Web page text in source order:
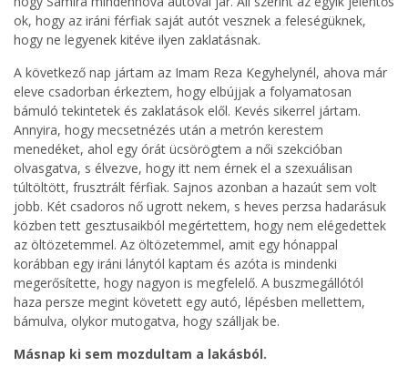
ok, hogy az iráni férfiak saját autót vesznek a feleségüknek,
hogy ne legyenek kitéve ilyen zaklatásnak.
A következő nap jártam az Imam Reza Kegyhelynél, ahova már
eleve csadorban érkeztem, hogy elbújjak a folyamatosan
bámuló tekintetek és zaklatások elől. Kevés sikerrel jártam.
Annyira, hogy mecsetnézés után a metrón kerestem
menedéket, ahol egy órát ücsörögtem a női szekcióban
olvasgatva, s élvezve, hogy itt nem érnek el a szexuálisan
túltöltött, frusztrált férfiak. Sajnos azonban a hazaút sem volt
jobb. Két csadoros nő ugrott nekem, s heves perzsa hadarásuk
közben tett gesztusaikból megértettem, hogy nem elégedettek
az öltözetemmel. Az öltözetemmel, amit egy hónappal
korábban egy iráni lánytól kaptam és azóta is mindenki
megerősítette, hogy nagyon is megfelelő. A buszmegállótól
haza persze megint követett egy autó, lépésben mellettem,
bámulva, olykor mutogatva, hogy szálljak be.
Másnap ki sem mozdultam a lakásból.